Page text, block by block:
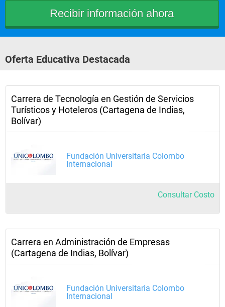
Oferta Educativa Destacada
Carrera de Tecnología en Gestión de Servicios
Turísticos y Hoteleros (Cartagena de Indias,
Bolívar)
Fundación Universitaria Colombo
Internacional
Consultar Costo
Carrera en Administración de Empresas
(Cartagena de Indias, Bolívar)
Fundación Universitaria Colombo
Internacional